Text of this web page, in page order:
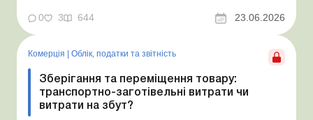
надамо рекомендації, як мінімізувати податкові ризики.
Проблемні витрати: податкові ризики та судова
практика Розуміємо ваші хвилювання через помилкове
неств...
0 3 644 23.06.2026
Комерція | Облік, податки та звiтнiсть
Зберігання та переміщення товару:
транспортно-заготівельні витрати чи
витрати на збут?